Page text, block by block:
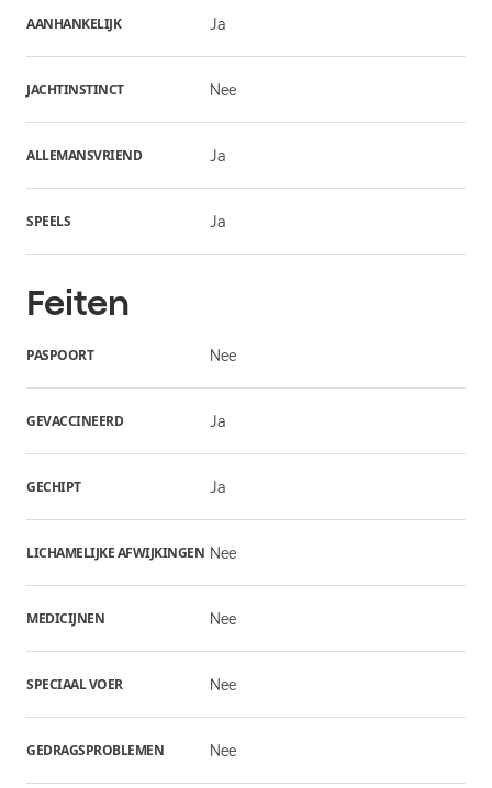
AANHANKELIJK Ja
JACHTINSTINCT Nee
ALLEMANSVRIEND Ja
SPEELS Ja
Feiten
PASPOORT Nee
GEVACCINEERD Ja
GECHIPT Ja
LICHAMELIJKE AFWIJKINGEN Nee
MEDICIJNEN Nee
SPECIAAL VOER Nee
GEDRAGSPROBLEMEN Nee